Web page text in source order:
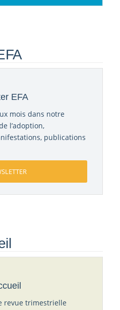
EFA
mois dans notre
l’adoption,
publications
revue trimestrielle